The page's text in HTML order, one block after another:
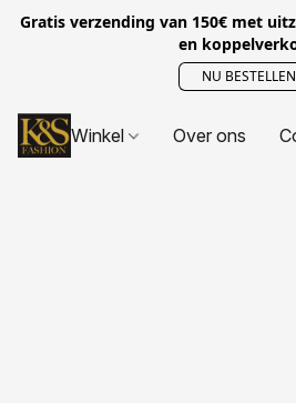
Gratis verzending van 150€ met
en
NU BESTELLEN
Winkel Over ons